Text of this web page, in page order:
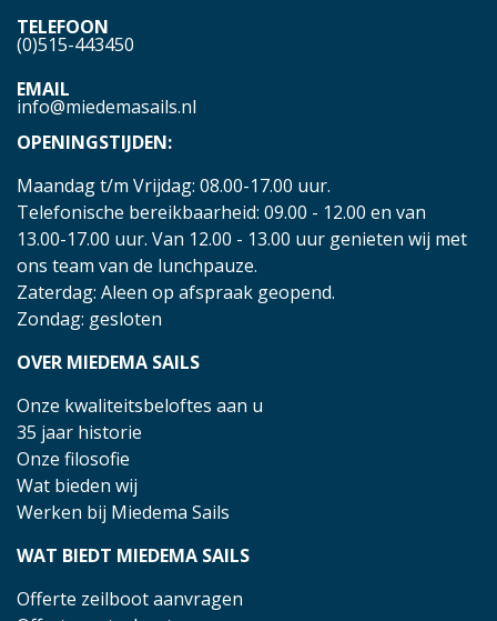
TELEFOON
(0)515-443450
EMAIL
info@miedemasails.nl
OPENINGSTIJDEN:
Maandag t/m Vrijdag: 08.00-17.00 uur.
Telefonische bereikbaarheid: 09.00 - 12.00 en van
13.00-17.00 uur. Van 12.00 - 13.00 uur genieten wij met
ons team van de lunchpauze.
Zaterdag: Aleen op afspraak geopend.
Zondag: gesloten
OVER MIEDEMA SAILS
Onze kwaliteitsbeloftes aan u
35 jaar historie
Onze filosofie
Wat bieden wij
Werken bij Miedema Sails
WAT BIEDT MIEDEMA SAILS
Offerte zeilboot aanvragen